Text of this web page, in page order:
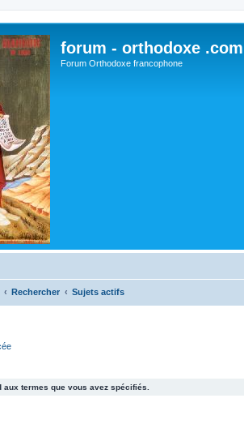
forum - orthodoxe .com
Forum Orthodoxe francophone
Rechercher Sujets actifs
termes que vous avez spécifiés.